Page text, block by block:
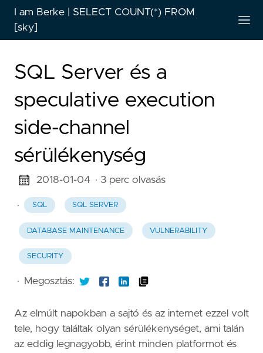
I am Berke | SELECT COUNT(*) FROM
[sky]
SQL Server és a
speculative execution
side-channel
sérülékenység
2018-01-04 · 3 perc olvasás
· SQL SQL SERVER
DATABASE MAINTENANCE VULNERABILITY
SECURITY
· Megosztás:
Az elmúlt napokban a sajtó és az internet ezzel volt
tele, hogy találtak olyan sérülékenységet, ami talán
az eddig legnagyobb, érint minden platformot és